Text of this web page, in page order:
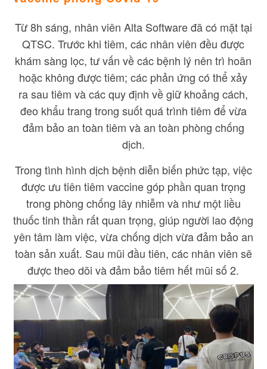
Từ 8h sáng, nhân viên Alta Software đã có mặt tại
QTSC. Trước khi tiêm, các nhân viên đều được
khám sàng lọc, tư vấn về các bệnh lý nên trì hoãn
hoặc không được tiêm; các phản ứng có thể xảy
ra sau tiêm và các quy định về giữ khoảng cách,
đeo khẩu trang trong suốt quá trình tiêm để vừa
đảm bảo an toàn tiêm và an toàn phòng chống
dịch.
Trong tình hình dịch bệnh diễn biến phức tạp, việc
được ưu tiên tiêm vaccine góp phần quan trọng
trong phòng chống lây nhiễm và như một liều
thuốc tinh thần rất quan trọng, giúp người lao động
yên tâm làm việc, vừa chống dịch vừa đảm bảo an
toàn sản xuất. Sau mũi đầu tiên, các nhân viên sẽ
được theo dõi và đảm bảo tiêm hết mũi số 2.